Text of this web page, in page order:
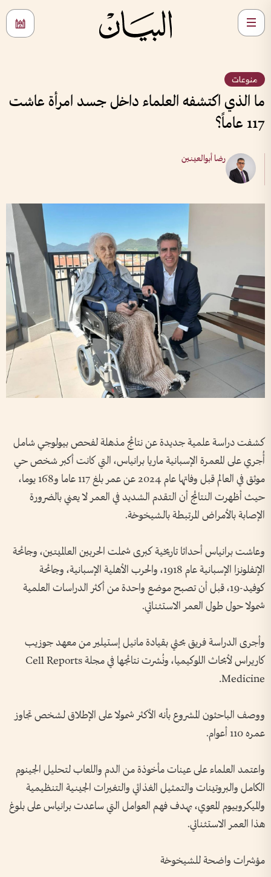
منوعات
ما الذي اكتشفه العلماء داخل جسد امرأة عاشت
117 عاماً؟
رضا أبوالعينين
كشفت دراسة علمية جديدة عن نتائج مذهلة لفحص بيولوجي شامل
أُجري على المعمرة الإسبانية ماريا برانياس، التي كانت أكبر شخص حي
موثق في العالم قبل وفاتها عام 2024 عن عمر بلغ 117 عاما و168 يوما،
حيث أظهرت النتائج أن التقدم الشديد في العمر لا يعني بالضرورة
الإصابة بالأمراض المرتبطة بالشيخوخة.
وعاشت برانياس أحداثا تاريخية كبرى شملت الحربين العالميتين، وجائحة
الإنفلونزا الإسبانية عام 1918، والحرب الأهلية الإسبانية، وجائحة
كوفيد-19، قبل أن تصبح موضع واحدة من أكثر الدراسات العلمية
شمولا حول طول العمر الاستثنائي.
وأجرى الدراسة فريق بحثي بقيادة مانيل إستيلير من معهد جوزيب
كاريراس لأبحاث اللوكيميا، ونُشرت نتائجها في مجلة Cell Reports
Medicine.
ووصف الباحثون المشروع بأنه الأكثر شمولا على الإطلاق لشخص تجاوز
عمره 110 أعوام.
واعتمد العلماء على عينات مأخوذة من الدم واللعاب لتحليل الجينوم
الكامل والبروتينات والتمثيل الغذائي والتغيرات الجينية التنظيمية
والميكروبيوم المعوي، بهدف فهم العوامل التي ساعدت برانياس على بلوغ
هذا العمر الاستثنائي.
مؤشرات واضحة للشيخوخة